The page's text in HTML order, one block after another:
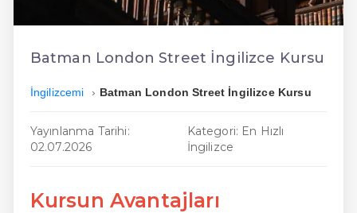
En Ucuz İngilizce
En Uygun İngilizce
Hızlı İngilizce
Batman London Street İngilizce Kursu
İngilizcemi Batman London Street İngilizce Kursu
Yayınlanma Tarihi:
02.07.2026
Kategori: En Hızlı
İngilizce
Kursun Avantajları